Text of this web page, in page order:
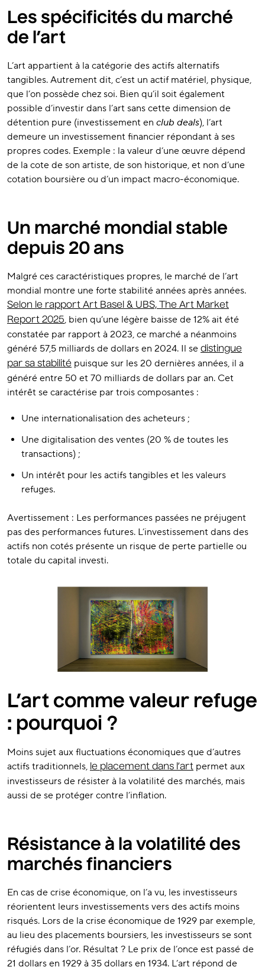
Les spécificités du marché
de l’art
L’art appartient à la catégorie des actifs alternatifs
tangibles. Autrement dit, c’est un actif matériel, physique,
que l’on possède chez soi. Bien qu’il soit également
possible d’investir dans l’art sans cette dimension de
détention pure (investissement en club deals), l’art
demeure un investissement financier répondant à ses
propres codes. Exemple : la valeur d’une œuvre dépend
de la cote de son artiste, de son historique, et non d’une
cotation boursière ou d’un impact macro-économique.
Un marché mondial stable
depuis 20 ans
Malgré ces caractéristiques propres, le marché de l’art
mondial montre une forte stabilité années après années.
Selon le rapport Art Basel & UBS, The Art Market
Report 2025, bien qu’une légère baisse de 12% ait été
constatée par rapport à 2023, ce marché a néanmoins
généré 57,5 milliards de dollars en 2024. Il se distingue
par sa stabilité puisque sur les 20 dernières années, il a
généré entre 50 et 70 milliards de dollars par an. Cet
intérêt se caractérise par trois composantes :
Une internationalisation des acheteurs ;
Une digitalisation des ventes (20 % de toutes les
transactions) ;
Un intérêt pour les actifs tangibles et les valeurs
refuges.
Avertissement : Les performances passées ne préjugent
pas des performances futures. L’investissement dans des
actifs non cotés présente un risque de perte partielle ou
totale du capital investi.
L’art comme valeur refuge
: pourquoi ?
Moins sujet aux fluctuations économiques que d’autres
actifs traditionnels, le placement dans l’art permet aux
investisseurs de résister à la volatilité des marchés, mais
aussi de se protéger contre l’inflation.
Résistance à la volatilité des
marchés financiers
En cas de crise économique, on l’a vu, les investisseurs
réorientent leurs investissements vers des actifs moins
risqués. Lors de la crise économique de 1929 par exemple,
au lieu des placements boursiers, les investisseurs se sont
réfugiés dans l’or. Résultat ? Le prix de l’once est passé de
21 dollars en 1929 à 35 dollars en 1934. L’art répond de